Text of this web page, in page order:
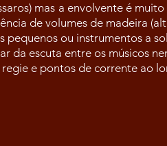
mas a envolvente é
de volumes de madeira
pequenos ou instrumentos a
da escuta entre os músicos
e pontos de corrente ao